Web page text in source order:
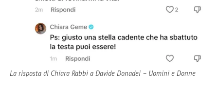
La risposta di Chiara Rabbi a Davide Donadei – Uomini e Donne